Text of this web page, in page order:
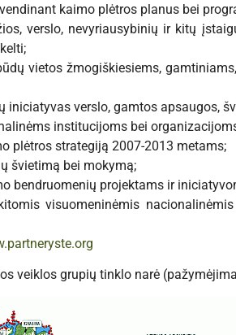
kaimo plėtros planus bei
verslo, nevyriausybinių ir kitų
vietos žmogiškiesiems,
verslo, gamtos apsaugos,
institucijoms bei
plėtros strategiją 2007-2013 metams;
švietimą bei mokymą;
bendruomenių projektams ir
visuomeninėmis
veiklos grupių tinklo narė